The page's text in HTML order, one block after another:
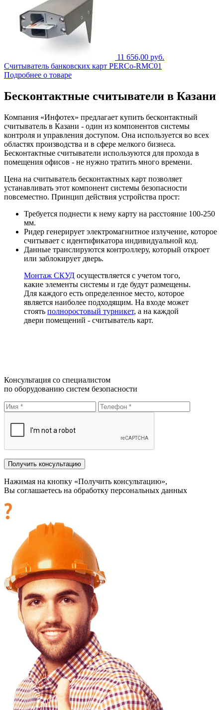
11 656,00 руб.
Считыватель банковских карт PERCo-RMC01
Подробнее о товаре
Бесконтактные считыватели в Казани
Компания «Инфотех» предлагает купить бесконтактный
считыватель в Казани - один из компонентов системы
контроля и управления доступом. Она используется во всех
областях производства и в сфере мелкого бизнеса.
Бесконтактные считыватели используются для прохода в
помещения офисов - не нужно тратить много времени.
Цена на считыватель бесконтактных карт позволяет
устанавливать этот компонент системы безопасности
повсеместно. Принцип действия устройства прост:
Требуется поднести к нему карту на расстояние 100-250
мм.
Ридер генерирует электромагнитное излучение, которое
считывает с идентификатора индивидуальной код.
Данные транслируются контроллеру, который откроет
или заблокирует дверь.
Монтаж СКУД осуществляется с учетом того,
какие элементы системы и где будут размещены.
Для каждого есть определенное место, которое
является наиболее подходящим. На входе может
стоять полноростовый турникет, а на каждой
двери помещений - считыватель карт.
Консультация со специалистом
по оборудованию систем безопасности
Нажимая на кнопку «Получить консультацию»,
Вы соглашаетесь на обработку персональных данных